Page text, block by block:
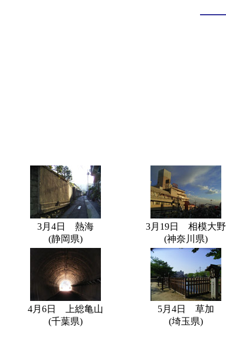
3月4日 熱海
(静岡県)
3月19日 相模大野
(神奈川県)
4月6日 上総亀山
(千葉県)
5月4日 草加
(埼玉県)